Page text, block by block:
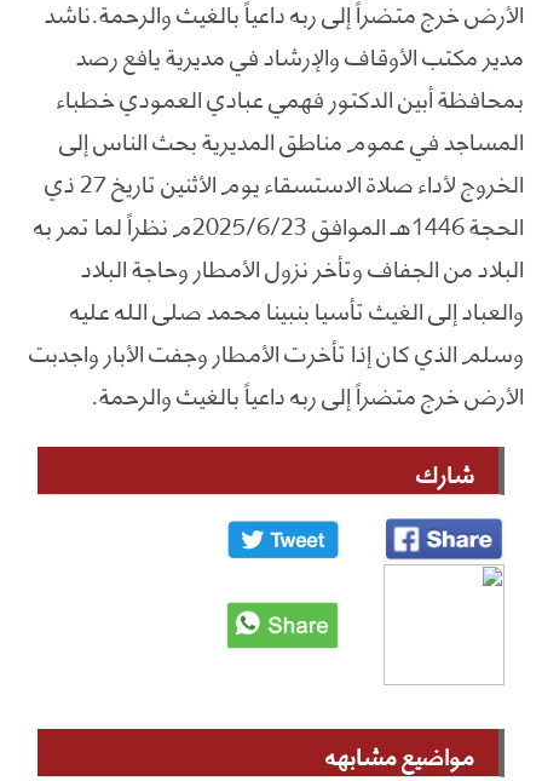
الأرض خرج متضراً إلى ربه داعياً بالغيث والرحمة.ناشد
مدير مكتب الأوقاف والإرشاد في مديرية يافع رصد
بمحافظة أبين الدكتور فهمي عبادي العمودي خطباء
المساجد في عموم مناطق المديرية بحث الناس إلى
الخروج لأداء صلاة الاستسقاء يوم الأثنين تاريخ 27 ذي
الحجة 1446هـ الموافق 2025/6/23م نظراً لما تمر به
البلاد من الجفاف وتأخر نزول الأمطار وحاجة البلاد
والعباد إلى الغيث تأسيا بنبينا محمد صلى الله عليه
وسلم الذي كان إذا تأخرت الأمطار وجفت الأبار واجدبت
الأرض خرج متضراً إلى ربه داعياً بالغيث والرحمة.
شارك
مواضيع مشابهه